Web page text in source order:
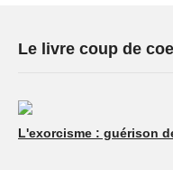
Le livre coup de
L'exorcisme : guérison